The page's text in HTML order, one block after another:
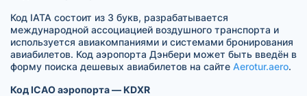
Код IATA состоит из 3 букв, разрабатывается
международной ассоциацией воздушного транспорта и
используется авиакомпаниями и системами бронирования
авиабилетов. Код аэропорта Дэнбери может быть введён в
форму поиска дешевых авиабилетов на сайте Aerotur.aero.
Код ICAO аэропорта — KDXR